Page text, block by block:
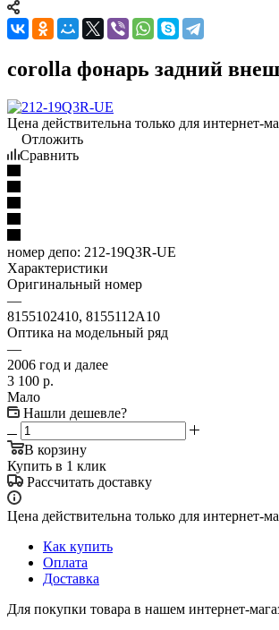
corolla фонарь задний
Цена действительна только для интернет-
Отложить
Сравнить
номер депо: 212-19Q3R-UE
Характеристики
Оригинальный номер
—
8155102410, 8155112A10
Оптика на модельный ряд
—
2006 год и далее
3 100 р.
Мало
Нашли дешевле?
В корзину
Купить в 1 клик
Рассчитать доставку
Цена действительна только для интернет-
Как купить
Оплата
Доставка
Для покупки товара в нашем интернет-